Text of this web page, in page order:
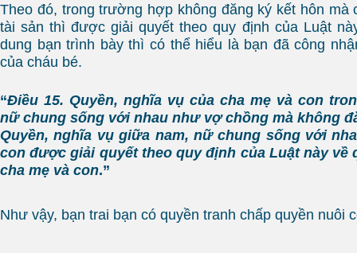
Theo đó, trong trường hợp không đăng ký kết hôn mà
tài sản thì được giải quyết theo quy định của Luật
dung bạn trình bày thì có thể hiểu là bạn đã công
của cháu bé.
“Điều 15. Quyền, nghĩa vụ của cha mẹ và con
nữ chung sống với nhau như vợ chồng mà không
Quyền, nghĩa vụ giữa nam, nữ chung sống với
con được giải quyết theo quy định của Luật này về
cha mẹ và con.”
Như vậy, bạn trai bạn có quyền tranh chấp quyền nuôi